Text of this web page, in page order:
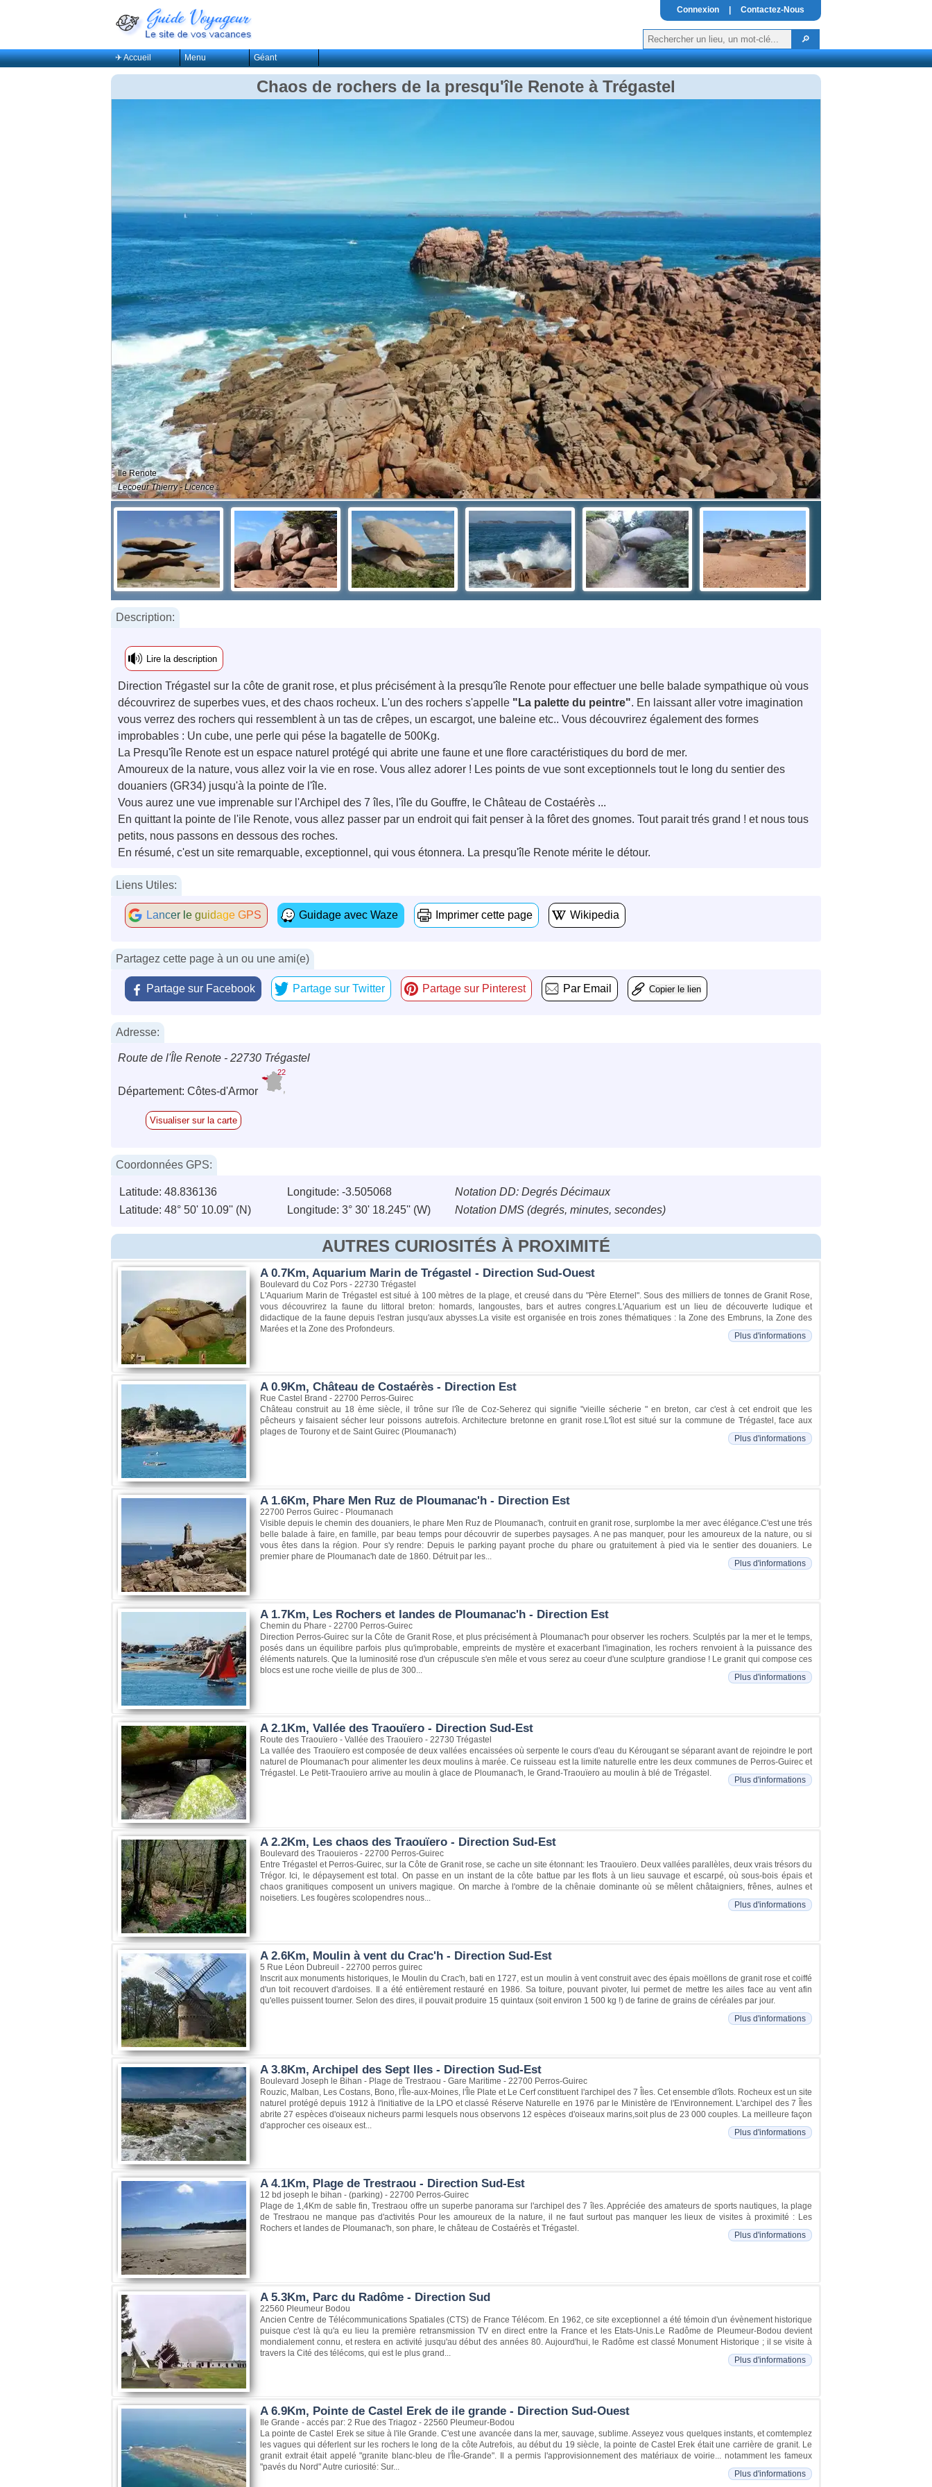
Connexion Contactez-Nous
✈ Accueil Menu Géant
Chaos de rochers de la presqu'île Renote à Trégastel
Ile Renote
Lecoeur Thierry - Licence :
Description:
Lire la description
Direction Trégastel sur la côte de granit rose, et plus précisément à la presqu'île Renote pour effectuer une belle balade sympathique où vous
découvrirez de superbes vues, et des chaos rocheux. L'un des rochers s'appelle "La palette du peintre". En laissant aller votre imagination
vous verrez des rochers qui ressemblent à un tas de crêpes, un escargot, une baleine etc.. Vous découvrirez également des formes
improbables : Un cube, une perle qui pése la bagatelle de 500Kg.
La Presqu'île Renote est un espace naturel protégé qui abrite une faune et une flore caractéristiques du bord de mer.
Amoureux de la nature, vous allez voir la vie en rose. Vous allez adorer ! Les points de vue sont exceptionnels tout le long du sentier des
douaniers (GR34) jusqu'à la pointe de l'île.
Vous aurez une vue imprenable sur l'Archipel des 7 îles, l'île du Gouffre, le Château de Costaérès ...
En quittant la pointe de l'ile Renote, vous allez passer par un endroit qui fait penser à la fôret des gnomes. Tout parait trés grand ! et nous tous
petits, nous passons en dessous des roches.
En résumé, c'est un site remarquable, exceptionnel, qui vous étonnera. La presqu'île Renote mérite le détour.
Liens Utiles:
Lancer le guidage GPS Guidage avec Waze Imprimer cette page Wikipedia
Partagez cette page à un ou une ami(e)
Partage sur Facebook Partage sur Twitter Partage sur Pinterest Par Email Copier le lien
Adresse:
Route de l'Île Renote - 22730 Trégastel
Département: Côtes-d'Armor
22
Visualiser sur la carte
Coordonnées GPS:
Latitude: 48.836136 Longitude: -3.505068
Notation DD: Degrés Décimaux
Latitude: 48° 50' 10.09'' (N)
Longitude: 3° 30' 18.245'' (W) Notation DMS (degrés, minutes, secondes)
AUTRES CURIOSITÉS À PROXIMITÉ
A 0.7Km, Aquarium Marin de Trégastel - Direction Sud-Ouest
Boulevard du Coz Pors - 22730 Trégastel
L'Aquarium Marin de Trégastel est situé à 100 mètres de la plage, et creusé dans du "Père Eternel". Sous des milliers de tonnes de Granit Rose,
vous découvrirez la faune du littoral breton: homards, langoustes, bars et autres congres.L'Aquarium est un lieu de découverte ludique et
didactique de la faune depuis l'estran jusqu'aux abysses.La visite est organisée en trois zones thématiques : la Zone des Embruns, la Zone des
Marées et la Zone des Profondeurs.
Plus d'informations
A 0.9Km, Château de Costaérès - Direction Est
Rue Castel Brand - 22700 Perros-Guirec
Château construit au 18 ème siècle, il trône sur l'île de Coz-Seherez qui signifie "vieille sécherie " en breton, car c'est à cet endroit que les
pêcheurs y faisaient sécher leur poissons autrefois. Architecture bretonne en granit rose.L'îlot est situé sur la commune de Trégastel, face aux
plages de Tourony et de Saint Guirec (Ploumanac'h)
Plus d'informations
A 1.6Km, Phare Men Ruz de Ploumanac'h - Direction Est
22700 Perros Guirec - Ploumanach
Visible depuis le chemin des douaniers, le phare Men Ruz de Ploumanac'h, contruit en granit rose, surplombe la mer avec élégance.C'est une trés
belle balade à faire, en famille, par beau temps pour découvrir de superbes paysages. A ne pas manquer, pour les amoureux de la nature, ou si
vous êtes dans la région. Pour s'y rendre: Depuis le parking payant proche du phare ou gratuitement à pied via le sentier des douaniers. Le
premier phare de Ploumanac'h date de 1860. Détruit par les...
Plus d'informations
A 1.7Km, Les Rochers et landes de Ploumanac'h - Direction Est
Chemin du Phare - 22700 Perros-Guirec
Direction Perros-Guirec sur la Côte de Granit Rose, et plus précisément à Ploumanac'h pour observer les rochers. Sculptés par la mer et le temps,
posés dans un équilibre parfois plus qu'improbable, empreints de mystère et exacerbant l'imagination, les rochers renvoient à la puissance des
éléments naturels. Que la luminosité rose d'un crépuscule s'en mêle et vous serez au coeur d'une sculpture grandiose ! Le granit qui compose ces
blocs est une roche vieille de plus de 300...
Plus d'informations
A 2.1Km, Vallée des Traouïero - Direction Sud-Est
Route des Traouïero - Vallée des Traouïero - 22730 Trégastel
La vallée des Traouïero est composée de deux vallées encaissées où serpente le cours d'eau du Kérougant se séparant avant de rejoindre le port
naturel de Ploumanac'h pour alimenter les deux moulins à marée. Ce ruisseau est la limite naturelle entre les deux communes de Perros-Guirec et
Trégastel. Le Petit-Traouïero arrive au moulin à glace de Ploumanac'h, le Grand-Traouïero au moulin à blé de Trégastel.
Plus d'informations
A 2.2Km, Les chaos des Traouïero - Direction Sud-Est
Boulevard des Traouieros - 22700 Perros-Guirec
Entre Trégastel et Perros-Guirec, sur la Côte de Granit rose, se cache un site étonnant: les Traouïero. Deux vallées parallèles, deux vrais trésors du
Trégor. Ici, le dépaysement est total. On passe en un instant de la côte battue par les flots à un lieu sauvage et escarpé, où sous-bois épais et
chaos granitiques composent un univers magique. On marche à l'ombre de la chênaie dominante où se mêlent châtaigniers, frênes, aulnes et
noisetiers. Les fougères scolopendres nous...
Plus d'informations
A 2.6Km, Moulin à vent du Crac'h - Direction Sud-Est
5 Rue Léon Dubreuil - 22700 perros guirec
Inscrit aux monuments historiques, le Moulin du Crac'h, bati en 1727, est un moulin à vent construit avec des épais moëllons de granit rose et coiffé
d'un toit recouvert d'ardoises. Il a été entièrement restauré en 1986. Sa toiture, pouvant pivoter, lui permet de mettre les ailes face au vent afin
qu'elles puissent tourner. Selon des dires, il pouvait produire 15 quintaux (soit environ 1 500 kg !) de farine de grains de céréales par jour.
Plus d'informations
A 3.8Km, Archipel des Sept Iles - Direction Sud-Est
Boulevard Joseph le Bihan - Plage de Trestraou - Gare Maritime - 22700 Perros-Guirec
Rouzic, Malban, Les Costans, Bono, l'Île-aux-Moines, l'Île Plate et Le Cerf constituent l'archipel des 7 Îles. Cet ensemble d'îlots. Rocheux est un site
naturel protégé depuis 1912 à l'initiative de la LPO et classé Réserve Naturelle en 1976 par le Ministère de l'Environnement. L'archipel des 7 Îles
abrite 27 espèces d'oiseaux nicheurs parmi lesquels nous observons 12 espèces d'oiseaux marins,soit plus de 23 000 couples. La meilleure façon
d'approcher ces oiseaux est...
Plus d'informations
A 4.1Km, Plage de Trestraou - Direction Sud-Est
12 bd joseph le bihan - (parking) - 22700 Perros-Guirec
Plage de 1,4Km de sable fin, Trestraou offre un superbe panorama sur l'archipel des 7 îles. Appréciée des amateurs de sports nautiques, la plage
de Trestraou ne manque pas d'activités Pour les amoureux de la nature, il ne faut surtout pas manquer les lieux de visites à proximité : Les
Rochers et landes de Ploumanac'h, son phare, le château de Costaérès et Trégastel.
Plus d'informations
A 5.3Km, Parc du Radôme - Direction Sud
22560 Pleumeur Bodou
Ancien Centre de Télécommunications Spatiales (CTS) de France Télécom. En 1962, ce site exceptionnel a été témoin d'un évènement historique
puisque c'est là qu'a eu lieu la première retransmission TV en direct entre la France et les Etats-Unis.Le Radôme de Pleumeur-Bodou devient
mondialement connu, et restera en activité jusqu'au début des années 80. Aujourd'hui, le Radôme est classé Monument Historique ; il se visite à
travers la Cité des télécoms, qui est le plus grand...
Plus d'informations
A 6.9Km, Pointe de Castel Erek de ile grande - Direction Sud-Ouest
Ile Grande - accés par: 2 Rue des Triagoz - 22560 Pleumeur-Bodou
La pointe de Castel Erek se situe à l'ile Grande. C'est une avancée dans la mer, sauvage, sublime. Asseyez vous quelques instants, et comtemplez
les vagues qui déferlent sur les rochers le long de la côte Autrefois, au début du 19 siècle, la pointe de Castel Erek était une carrière de granit. Le
granit extrait était appelé "granite blanc-bleu de l'Île-Grande". Il a permis l'approvisionnement des matériaux de voirie... notamment les fameux
"pavés du Nord" Autre curiosité: Sur...
Plus d'informations